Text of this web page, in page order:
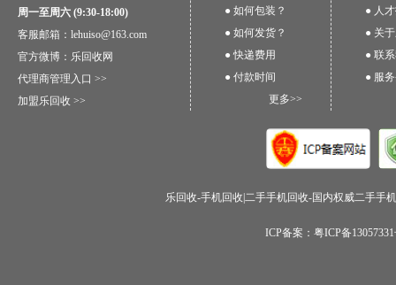
周一至周六 (9:30-18:00)
客服邮箱：lehuiso@163.com
官方微博： 乐回收网
代理商管理入口 >>
加盟乐回收 >>
● 如何包装？
● 如何发货？
● 快递费用
● 付款时间
更多>>
● 人
● 关
● 联
● 服
乐回收-手机回收|二手手机回收-国内权威二手手
ICP备案：粤ICP备